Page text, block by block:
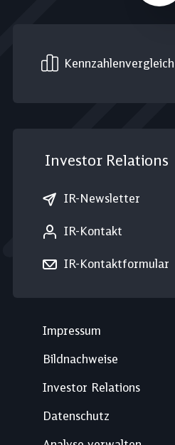
Kennzahlen­vergleich
Investor Relations
IR-Newsletter
IR-Kontakt
IR-Kontaktformular
Impressum
Bildnachweise
Investor Relations
Datenschutz